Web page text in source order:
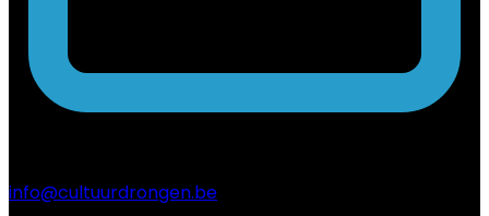
info@cultuurdrongen.be